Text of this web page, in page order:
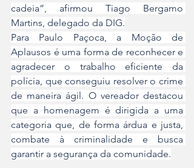
cadeia”, afirmou Tiago Bergamo
Martins, delegado da DIG.
Para Paulo Paçoca, a Moção de
Aplausos é uma forma de reconhecer e
agradecer o trabalho eficiente da
polícia, que conseguiu resolver o crime
de maneira ágil. O vereador destacou
que a homenagem é dirigida a uma
categoria que, de forma árdua e justa,
combate à criminalidade e busca
garantir a segurança da comunidade.